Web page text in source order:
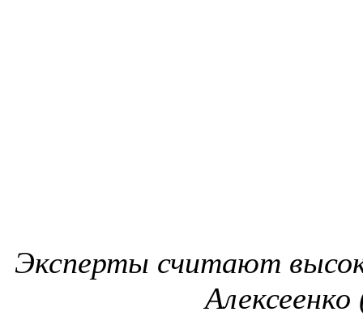
Эксперты считают